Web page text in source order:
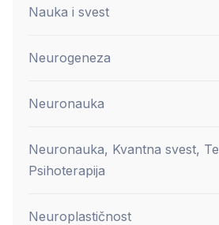
Nauka i svest
Neurogeneza
Neuronauka
Neuronauka, Kvantna svest,
Psihoterapija
Neuroplastičnost